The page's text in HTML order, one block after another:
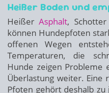
Heißer Boden und
HeißerAsphalt,
können Hundepfoten
offenen Wegen
Temperaturen, die
Hunde zeigen
Überlastung weiter. Eine
Pfoten gehört deshalb